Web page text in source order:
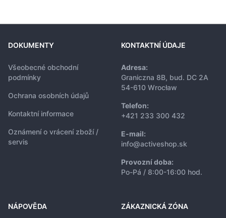
DOKUMENTY
Všeobecné obchodní
podmínky
Ochrana osobních údajů
Kontaktní informace
Oznámení o vrácení zboží /
servis
KONTAKTNÍ ÚDAJE
Adresa:
Graniczna 8B, bud. DC 2A
54-610 Wrocław
Telefon:
+421 233 300 432
E-mail:
info@activeshop.sk
Provozní doba:
Po-Pá / 8:00-16:00 hod.
NÁPOVĚDA ZÁKAZNICKÁ ZÓNA